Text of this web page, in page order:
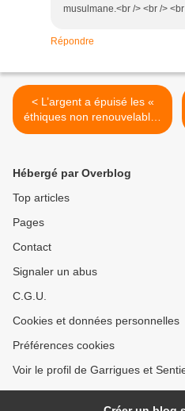
musulmane.<br /> <br />
Répondre
< L’argent a épuisé les «
éthiques non renouvelables
»
Hébergé par Overblog
Top articles
Pages
Contact
Signaler un abus
C.G.U.
Cookies et données personnelles
Préférences cookies
Voir le profil de Garrigues et